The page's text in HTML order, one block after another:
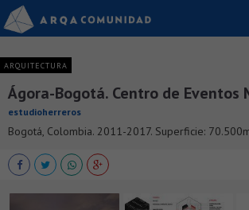
ARQUITECTURA
Ágora-Bogotá. Centro de
estudioherreros
Bogotá, Colombia. 2011-2017. Superficie: